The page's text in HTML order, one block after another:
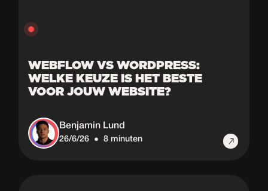
WEBFLOW VS WORDPRESS:
WELKE KEUZE IS HET BESTE
VOOR JOUW WEBSITE?
Benjamin Lund
26/6/26 • 8 minuten